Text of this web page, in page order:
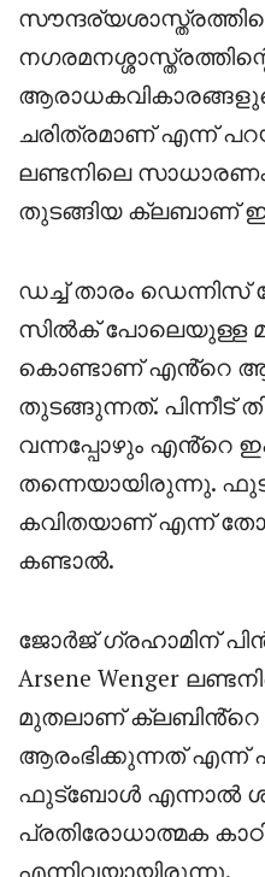
ചരിത്രമാണ് എന്ന്
ലണ്ടനിലെ
തുടങ്ങിയ ക്ലബാണ്
ഡച്ച് താരം ഡെന്നിസ്
സിൽക് പോലെയുള്ള
കൊണ്ടാണ് എൻ്റെ
തുടങ്ങുന്നത്. പിന്നീട്
വന്നപ്പോഴും എൻ്റെ
തന്നെയായിരുന്നു.
കവിതയാണ് എന്ന്
കണ്ടാൽ.
ജോർജ് ഗ്രഹാമിന്
Arsene Wenger
മുതലാണ്
ആരംഭിക്കുന്നത് എന്ന്
ഫുട്ബോൾ എന്നാൽ
പ്രതിരോധാത്മക
എന്നിവയായിരുന്നു.